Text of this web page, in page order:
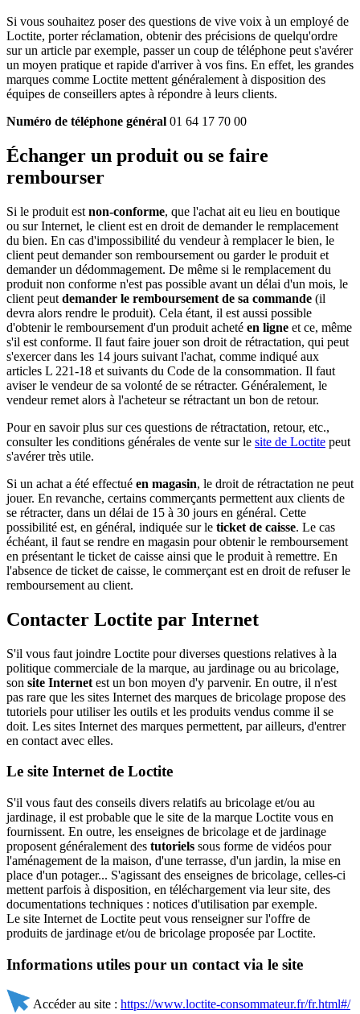
Si vous souhaitez poser des questions de vive voix à un employé de
Loctite, porter réclamation, obtenir des précisions de quelqu'ordre
sur un article par exemple, passer un coup de téléphone peut s'avérer
un moyen pratique et rapide d'arriver à vos fins. En effet, les grandes
marques comme Loctite mettent généralement à disposition des
équipes de conseillers aptes à répondre à leurs clients.
Numéro de téléphone général 01 64 17 70 00
Échanger un produit ou se faire
rembourser
Si le produit est non-conforme, que l'achat ait eu lieu en boutique
ou sur Internet, le client est en droit de demander le remplacement
du bien. En cas d'impossibilité du vendeur à remplacer le bien, le
client peut demander son remboursement ou garder le produit et
demander un dédommagement. De même si le remplacement du
produit non conforme n'est pas possible avant un délai d'un mois, le
client peut demander le remboursement de sa commande (il
devra alors rendre le produit). Cela étant, il est aussi possible
d'obtenir le remboursement d'un produit acheté en ligne et ce, même
s'il est conforme. Il faut faire jouer son droit de rétractation, qui peut
s'exercer dans les 14 jours suivant l'achat, comme indiqué aux
articles L 221-18 et suivants du Code de la consommation. Il faut
aviser le vendeur de sa volonté de se rétracter. Généralement, le
vendeur remet alors à l'acheteur se rétractant un bon de retour.
Pour en savoir plus sur ces questions de rétractation, retour, etc.,
consulter les conditions générales de vente sur le site de Loctite peut
s'avérer très utile.
Si un achat a été effectué en magasin, le droit de rétractation ne peut
jouer. En revanche, certains commerçants permettent aux clients de
se rétracter, dans un délai de 15 à 30 jours en général. Cette
possibilité est, en général, indiquée sur le ticket de caisse. Le cas
échéant, il faut se rendre en magasin pour obtenir le remboursement
en présentant le ticket de caisse ainsi que le produit à remettre. En
l'absence de ticket de caisse, le commerçant est en droit de refuser le
remboursement au client.
Contacter Loctite par Internet
S'il vous faut joindre Loctite pour diverses questions relatives à la
politique commerciale de la marque, au jardinage ou au bricolage,
son site Internet est un bon moyen d'y parvenir. En outre, il n'est
pas rare que les sites Internet des marques de bricolage propose des
tutoriels pour utiliser les outils et les produits vendus comme il se
doit. Les sites Internet des marques permettent, par ailleurs, d'entrer
en contact avec elles.
Le site Internet de Loctite
S'il vous faut des conseils divers relatifs au bricolage et/ou au
jardinage, il est probable que le site de la marque Loctite vous en
fournissent. En outre, les enseignes de bricolage et de jardinage
proposent généralement des tutoriels sous forme de vidéos pour
l'aménagement de la maison, d'une terrasse, d'un jardin, la mise en
place d'un potager... S'agissant des enseignes de bricolage, celles-ci
mettent parfois à disposition, en téléchargement via leur site, des
documentations techniques : notices d'utilisation par exemple.
Le site Internet de Loctite peut vous renseigner sur l'offre de
produits de jardinage et/ou de bricolage proposée par Loctite.
Informations utiles pour un contact via le site
Accéder au site : https://www.loctite-consommateur.fr/fr.html#/